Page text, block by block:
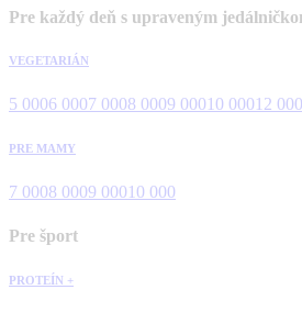
Pre každý deň s upraveným
VEGETARIÁN
5 0006 0007 0008 0009 00010 00012 000
PRE MAMY
7 0008 0009 00010 000
Pre šport
PROTEÍN +